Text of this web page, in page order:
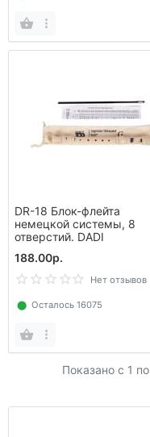
DR-18 Блок-флейта
немецкой системы, 8
отверстий. DADI
188.00р.
Нет отзывов
⬤ Осталось 16075
Показано с 1 по